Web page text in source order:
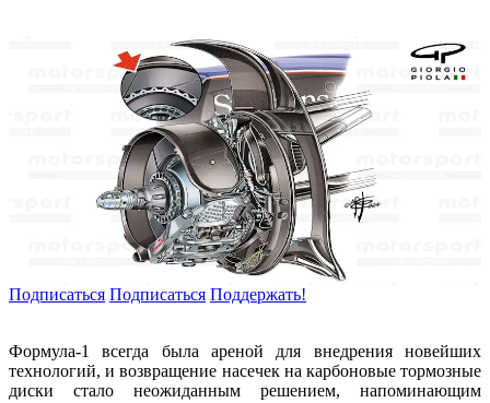
Подписаться Подписаться Поддержать!
Формула-1 всегда была ареной для внедрения новейших
технологий, и возвращение насечек на карбоновые тормозные
диски стало неожиданным решением, напоминающим